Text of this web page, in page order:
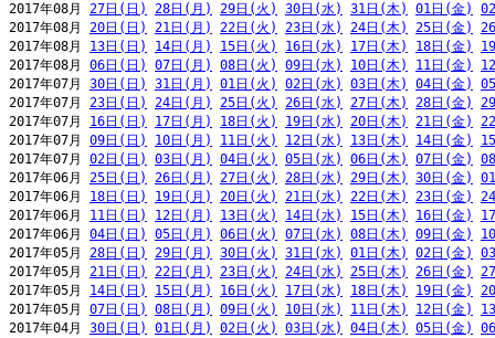
2017年08月 27日(日) 28日(月) 29日(火) 30日(水) 31日(木) 01日(金)
2017年08月 20日(日) 21日(月) 22日(火) 23日(水) 24日(木) 25日(金)
2017年08月 13日(日) 14日(月) 15日(火) 16日(水) 17日(木) 18日(金)
2017年08月 06日(日) 07日(月) 08日(火) 09日(水) 10日(木) 11日(金)
2017年07月 30日(日) 31日(月) 01日(火) 02日(水) 03日(木) 04日(金)
2017年07月 23日(日) 24日(月) 25日(火) 26日(水) 27日(木) 28日(金)
2017年07月 16日(日) 17日(月) 18日(火) 19日(水) 20日(木) 21日(金)
2017年07月 09日(日) 10日(月) 11日(火) 12日(水) 13日(木) 14日(金)
2017年07月 02日(日) 03日(月) 04日(火) 05日(水) 06日(木) 07日(金)
2017年06月 25日(日) 26日(月) 27日(火) 28日(水) 29日(木) 30日(金)
2017年06月 18日(日) 19日(月) 20日(火) 21日(水) 22日(木) 23日(金)
2017年06月 11日(日) 12日(月) 13日(火) 14日(水) 15日(木) 16日(金)
2017年06月 04日(日) 05日(月) 06日(火) 07日(水) 08日(木) 09日(金)
2017年05月 28日(日) 29日(月) 30日(火) 31日(水) 01日(木) 02日(金)
2017年05月 21日(日) 22日(月) 23日(火) 24日(水) 25日(木) 26日(金)
2017年05月 14日(日) 15日(月) 16日(火) 17日(水) 18日(木) 19日(金)
2017年05月 07日(日) 08日(月) 09日(火) 10日(水) 11日(木) 12日(金)
2017年04月 30日(日) 01日(月) 02日(火) 03日(水) 04日(木) 05日(金)